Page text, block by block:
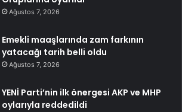
Ağustos 7, 2026
Emekli maaşlarında zam farkının
yatacağı tarih belli oldu
Ağustos 7, 2026
YENİ Parti’nin ilk önergesi AKP ve MHP
oylarıyla reddedildi